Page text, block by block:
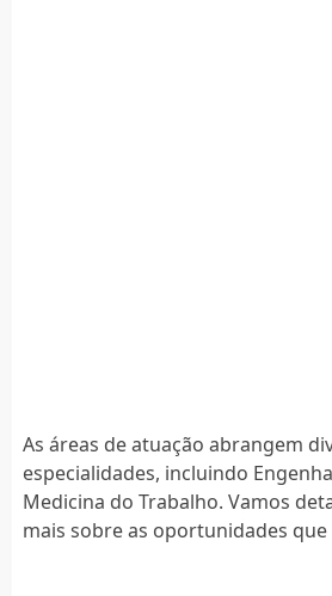
As áreas de atuação abrangem
especialidades, incluindo
Medicina do Trabalho. Vamos
mais sobre as oportunidades